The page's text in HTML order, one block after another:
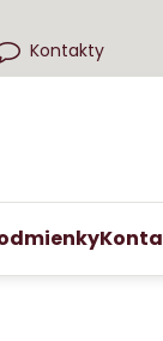
Kontakty